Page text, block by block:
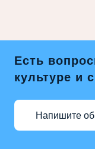
Есть
культуре и
Напишите об